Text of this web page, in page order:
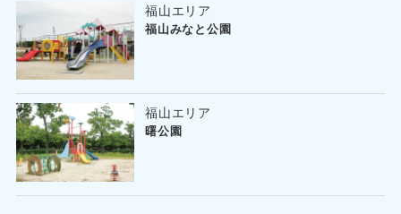
福山エリア
福山みなと公園
福山エリア
曙公園